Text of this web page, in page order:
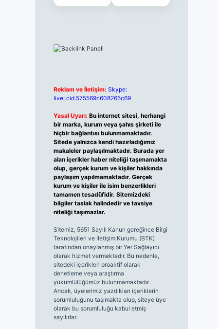
Reklam ve İletişim: Skype:
live:.cid.575569c608265c69
Yasal Uyarı: Bu internet sitesi, herhangi
bir marka, kurum veya şahıs şirketi ile
hiçbir bağlantısı bulunmamaktadır.
Sitede yalnızca kendi hazırladığımız
makaleler paylaşılmaktadır. Burada yer
alan içerikler haber niteliği taşımamakta
olup, gerçek kurum ve kişiler hakkında
paylaşım yapılmamaktadır. Gerçek
kurum ve kişiler ile isim benzerlikleri
tamamen tesadüfidir. Sitemizdeki
bilgiler taslak halindedir ve tavsiye
niteliği taşımazlar.
Sitemiz, 5651 Sayılı Kanun gereğince Bilgi
Teknolojileri ve İletişim Kurumu (BTK)
tarafından onaylanmış bir Yer Sağlayıcı
olarak hizmet vermektedir. Bu nedenle,
sitedeki içerikleri proaktif olarak
denetleme veya araştırma
yükümlülüğümüz bulunmamaktadır.
Ancak, üyelerimiz yazdıkları içeriklerin
sorumluluğunu taşımakta olup, siteye üye
olarak bu sorumluluğu kabul etmiş
sayılırlar.